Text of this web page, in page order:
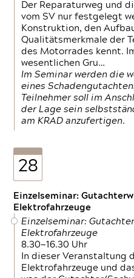
Der Reparaturweg und
vom SV nur festgelegt
Konstruktion, den
Qualitätsmerkmale der
des Motorrades kennt.
wesentlichen Gru…
Im Seminar werden die
eines
Teilnehmer soll im
der Lage sein
am KRAD anzufertigen.
28
Einzelseminar:
Elektrofahrzeuge
Einzelseminar:
Elektrofahrzeuge
8.30—16.30 Uhr
In dieser Veranstaltung
Elektrofahrzeuge und